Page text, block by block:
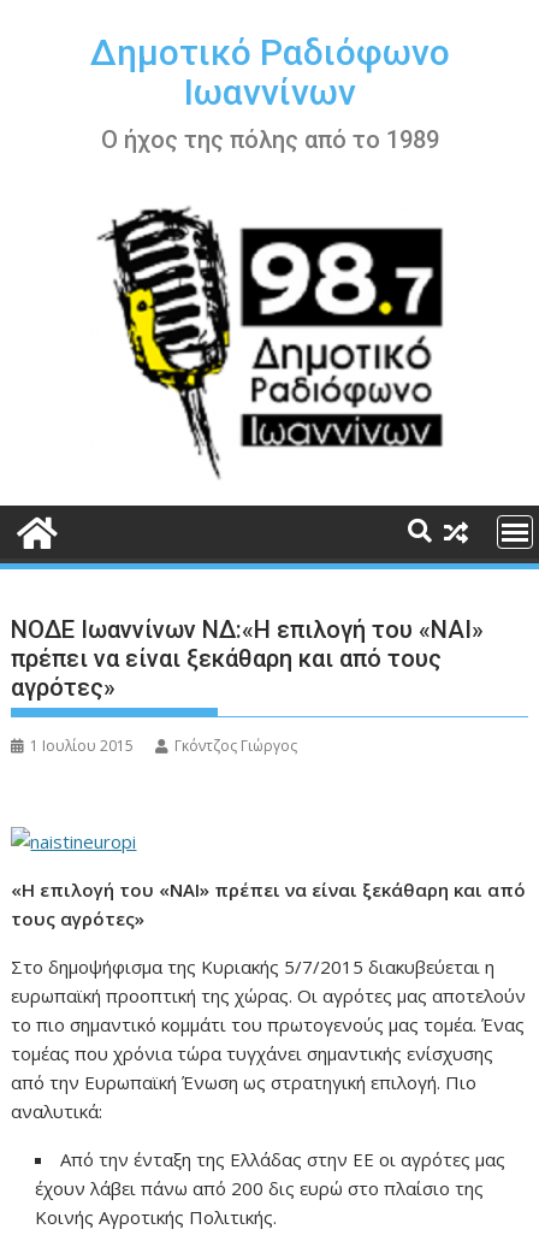
περιεχόμενοΔημοτικό Ραδιόφωνο
Ιωαννίνων
Ο ήχος της πόλης από το 1989
ΝΟΔΕ Ιωαννίνων ΝΔ:«Η επιλογή του «ΝΑΙ»
πρέπει να είναι ξεκάθαρη και από τους
αγρότες»
1 Ιουλίου 2015 Γκόντζος Γιώργος
«Η επιλογή του «ΝΑΙ» πρέπει να είναι ξεκάθαρη και από
τους αγρότες»
Στο δημοψήφισμα της Κυριακής 5/7/2015 διακυβεύεται η
ευρωπαϊκή προοπτική της χώρας. Οι αγρότες μας αποτελούν
το πιο σημαντικό κομμάτι του πρωτογενούς μας τομέα. Ένας
τομέας που χρόνια τώρα τυγχάνει σημαντικής ενίσχυσης
από την Ευρωπαϊκή Ένωση ως στρατηγική επιλογή. Πιο
αναλυτικά:
Από την ένταξη της Ελλάδας στην ΕΕ οι αγρότες μας
έχουν λάβει πάνω από 200 δις ευρώ στο πλαίσιο της
Κοινής Αγροτικής Πολιτικής.